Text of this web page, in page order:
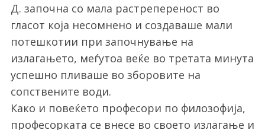
Д. започна со мала растрепереност во
гласот која несомнено и создаваше мали
потешкотии при започнување на
излагањето, меѓутоа веќе во третата минута
успешно пливаше во зборовите на
сопствените води.
Како и повеќето професори по филозофија,
професорката се внесе во своето излагање и